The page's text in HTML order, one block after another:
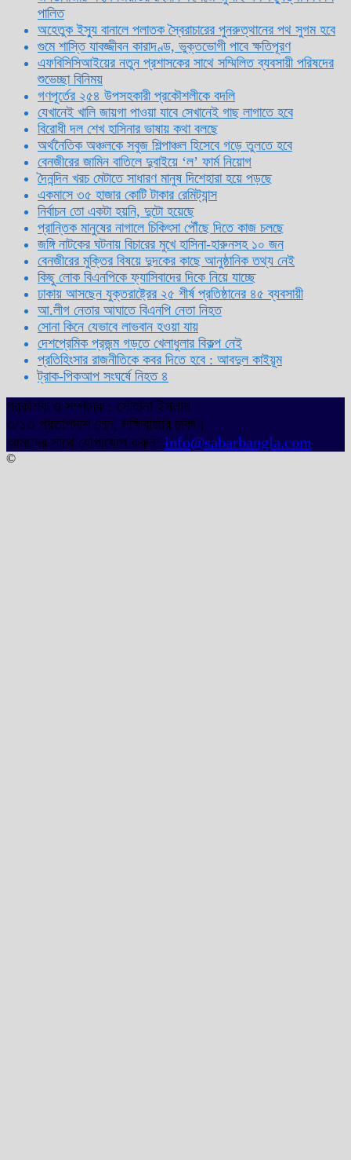
পালিত
অহেতুক ইস্যু বানালে পলাতক স্বৈরাচারের পুনরুত্থানের পথ সুগম হবে
গুমে শাস্তি যাবজ্জীবন কারাদণ্ড, ভুক্তভোগী পাবে ক্ষতিপূরণ
এফবিসিসিআইয়ের নতুন প্রশাসকের সাথে সম্মিলিত ব্যবসায়ী পরিষদের
শুভেচ্ছা বিনিময়
গণপূর্তের ২৫৪ উপসহকারী প্রকৌশলীকে বদলি
যেখানেই খালি জায়গা পাওয়া যাবে সেখানেই গাছ লাগাতে হবে
বিরোধী দল শেখ হাসিনার ভাষায় কথা বলছে
অর্থনৈতিক অঞ্চলকে সবুজ শিল্পাঞ্চল হিসেবে গড়ে তুলতে হবে
বেনজীরের জামিন বাতিলে দুবাইয়ে ‌‘ল’ ফার্ম নিয়োগ
দৈনন্দিন খরচ মেটাতে সাধারণ মানুষ দিশেহারা হয়ে পড়ছে
একমাসে ৩৫ হাজার কোটি টাকার রেমিট্যান্স
নির্বাচন তো একটা হয়নি, দুটো হয়েছে
প্রান্তিক মানুষের নাগালে চিকিৎসা পৌঁছে দিতে কাজ চলছে
জঙ্গি নাটকের ঘটনায় বিচারের মুখে হাসিনা-হারুনসহ ১০ জন
বেনজীরের মুক্তির বিষয়ে দুদকের কাছে আনুষ্ঠানিক তথ্য নেই
কিছু লোক বিএনপিকে ফ্যাসিবাদের দিকে নিয়ে যাচ্ছে
ঢাকায় আসছেন যুক্তরাষ্ট্রের ২৫ শীর্ষ প্রতিষ্ঠানের ৪৫ ব্যবসায়ী
আ.লীগ নেতার আঘাতে বিএনপি নেতা নিহত
সোনা কিনে যেভাবে লাভবান হওয়া যায়
দেশপ্রেমিক প্রজন্ম গড়তে খেলাধুলার বিকল্প নেই
প্রতিহিংসার রাজনীতিকে কবর দিতে হবে : আবদুল কাইয়ূম
ট্রাক-পিকআপ সংঘর্ষে নিহত ৪
প্রকাশক ও সম্পাদক : সোহানা ইসলাম
৩/১৩ প্রতাপদাশ লেন, লক্ষিবাজার ঢাকা।
আমাদের সাথে যোগাযোগ করুন: info@sabarbangla.com
©